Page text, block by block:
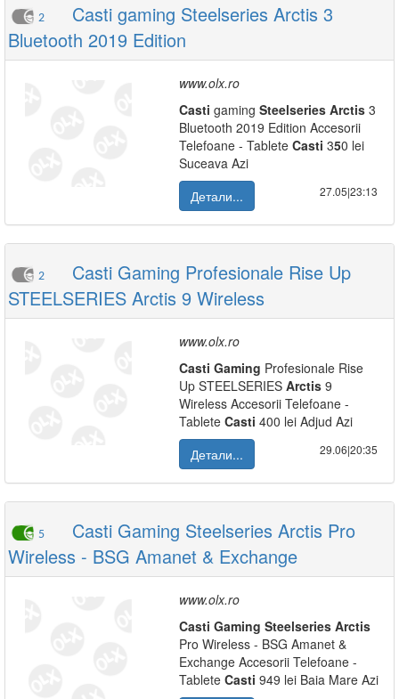
2
Casti gaming Steelseries Arctis 3
Bluetooth 2019 Edition
www.olx.ro
Casti gaming Steelseries Arctis 3
Bluetooth 2019 Edition Accesorii
Telefoane - Tablete Casti 350 lei
Suceava Azi
Детали...
27.05|23:13
2
Casti Gaming Profesionale Rise Up
STEELSERIES Arctis 9 Wireless
www.olx.ro
Casti Gaming Profesionale Rise
Up STEELSERIES Arctis 9
Wireless Accesorii Telefoane -
Tablete Casti 400 lei Adjud Azi
Детали...
29.06|20:35
5
Casti Gaming Steelseries Arctis Pro
Wireless - BSG Amanet & Exchange
www.olx.ro
Casti Gaming Steelseries Arctis
Pro Wireless - BSG Amanet &
Exchange Accesorii Telefoane -
Tablete Casti 949 lei Baia Mare Azi